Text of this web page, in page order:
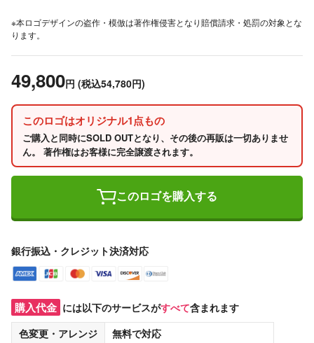
※本ロゴデザインの盗作・模倣は著作権侵害となり賠償請求・処罰の対象とな
ります。
49,800円 (税込54,780円)
このロゴはオリジナル1点もの
ご購入と同時にSOLD OUTとなり、その後の再販は一切ありませ
ん。 著作権はお客様に完全譲渡されます。
このロゴを購入する
銀行振込・クレジット決済対応
購入代金 には以下のサービスがすべて含まれます
色変更・アレンジ
無料で対応